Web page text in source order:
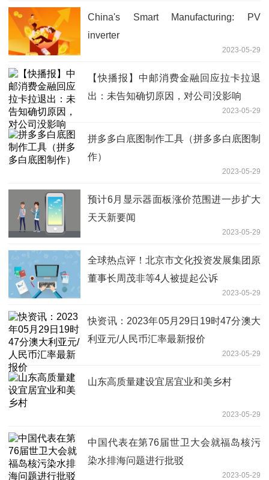
China's Smart Manufacturing: PV
inverter
2023-05-29
【快播报】中邮消费金融回应拉卡拉退
出：未告知确切原因，对公司没影响
2023-05-29
拼多多白底图制作工具（拼多多白底图制
作）
2023-05-29
预计6月显示器面板涨价范围进一步扩大
天天新要闻
2023-05-29
全球热点评！北京市文化投资发展集团原
董事长周茂非等4人被提起公诉
2023-05-29
快资讯：2023年05月29日19时47分澳大
利亚元/人民币汇率最新报价
2023-05-29
山东高质量建设宜居宜业和美乡村
2023-05-29
中国代表在第76届世卫大会就福岛核污
染水排海问题进行批驳
2023-05-29